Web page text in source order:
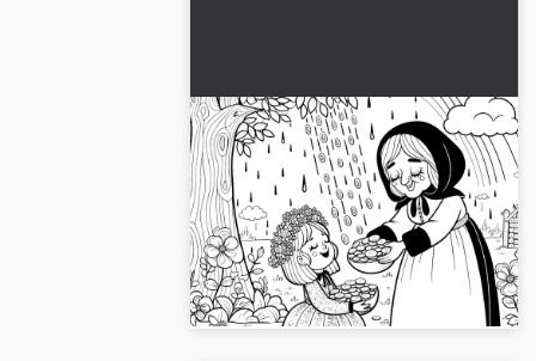
Vrouw Holle beloont dochter
met gouden regen - Gratis
kleurplaat
Kinderen kunnen de kleurplaat van
Vrouw Holle met gouden regen gratis
downloaden. Laat nu je creativiteit de
vrije loop!...